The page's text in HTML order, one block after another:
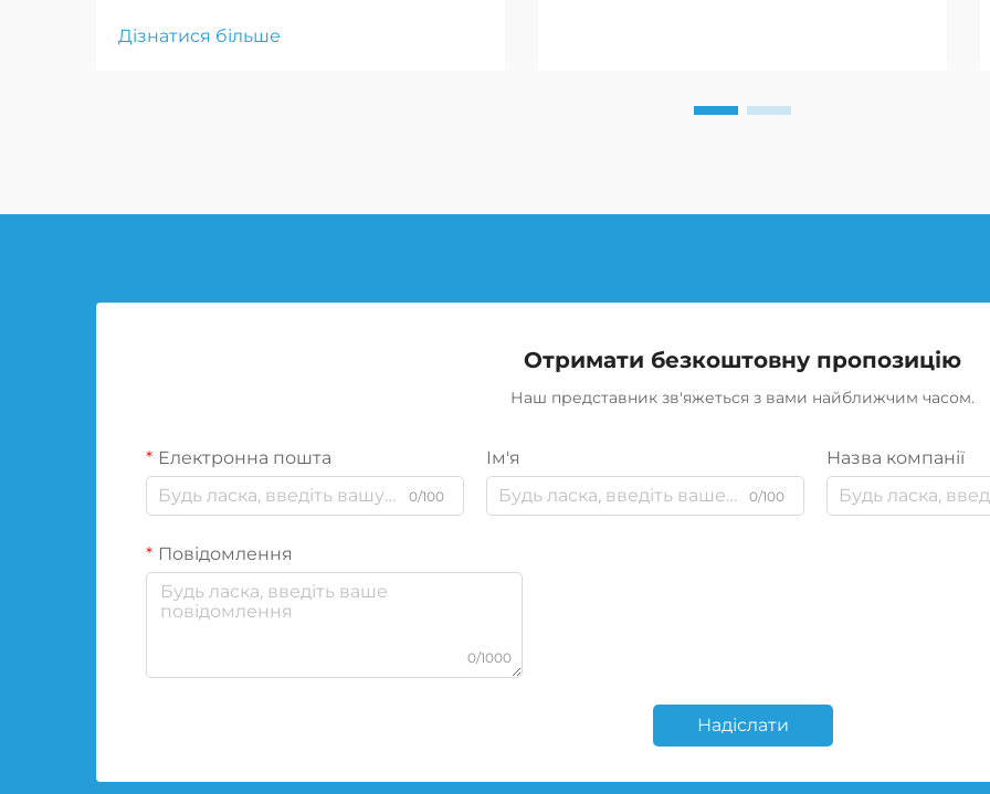
дозволяючи транспортним
Дізнатися більше
Отримати безкоштовну пропозицію
Наш представник зв'яжеться з вами найближчим часом.
Електронна пошта
0/100
Ім'я
0/100
Назва компанії
Повідомлення
0/1000
Надіслати